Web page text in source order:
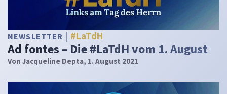
NEWSLETTER #LaTdH
Ad fontes – Die #LaTdH vom 1. August
Von Jacqueline Depta, 1. August 2021